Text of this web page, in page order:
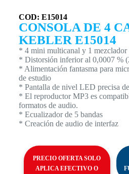
COD: E15014
CONSOLA DE 4
KEBLER E15014
* 4 mini multicanal y 1 mezclador
* Distorsión inferior al 0,0007 %
* Alimentación fantasma para
de estudio
* Pantalla de nivel LED precisa
* El reproductor MP3 es
formatos de audio.
* Ecualizador de 5 bandas
* Creación de audio de interfaz
PRECIO OFERTA SOLO
APLICA EFECTIVO O